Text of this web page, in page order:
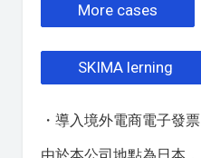
More cases
SKIMA lerning
・導入境外電商電子發票
由於本公司地點為日本